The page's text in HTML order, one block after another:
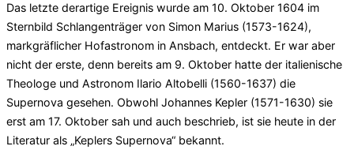
Das letzte derartige Ereignis wurde am 10. Oktober 1604 im
Sternbild Schlangenträger von Simon Marius (1573-1624),
markgräflicher Hofastronom in Ansbach, entdeckt. Er war aber
nicht der erste, denn bereits am 9. Oktober hatte der italienische
Theologe und Astronom Ilario Altobelli (1560-1637) die
Supernova gesehen. Obwohl Johannes Kepler (1571-1630) sie
erst am 17. Oktober sah und auch beschrieb, ist sie heute in der
Literatur als „Keplers Supernova“ bekannt.